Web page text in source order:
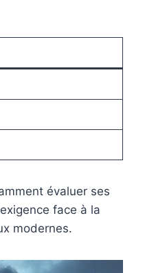
évaluer ses
face à la
modernes.